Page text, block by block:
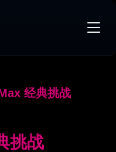
经典挑战
挑战